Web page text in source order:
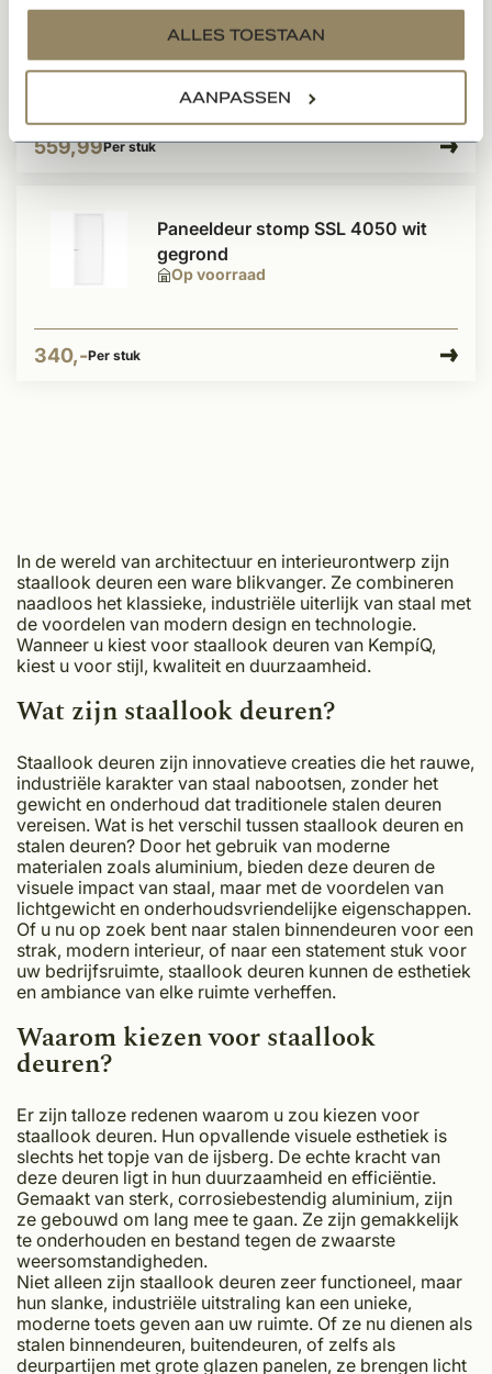
services.
ALLES TOESTAAN
AANPASSEN
Te bestellen
zwart incl. gelaagd glas
559,99Per stuk
Op voorraad
Paneeldeur stomp SSL 4050 wit
gegrond
340,-Per stuk
In de wereld van architectuur en interieurontwerp zijn
staallook deuren een ware blikvanger. Ze combineren
naadloos het klassieke, industriële uiterlijk van staal met
de voordelen van modern design en technologie.
Wanneer u kiest voor staallook deuren van KempíQ,
kiest u voor stijl, kwaliteit en duurzaamheid.
Wat zijn staallook deuren?
Staallook deuren zijn innovatieve creaties die het rauwe,
industriële karakter van staal nabootsen, zonder het
gewicht en onderhoud dat traditionele stalen deuren
vereisen. Wat is het verschil tussen staallook deuren en
stalen deuren? Door het gebruik van moderne
materialen zoals aluminium, bieden deze deuren de
visuele impact van staal, maar met de voordelen van
lichtgewicht en onderhoudsvriendelijke eigenschappen.
Of u nu op zoek bent naar stalen binnendeuren voor een
strak, modern interieur, of naar een statement stuk voor
uw bedrijfsruimte, staallook deuren kunnen de esthetiek
en ambiance van elke ruimte verheffen.
Waarom kiezen voor staallook
deuren?
Er zijn talloze redenen waarom u zou kiezen voor
staallook deuren. Hun opvallende visuele esthetiek is
slechts het topje van de ijsberg. De echte kracht van
deze deuren ligt in hun duurzaamheid en efficiëntie.
Gemaakt van sterk, corrosiebestendig aluminium, zijn
ze gebouwd om lang mee te gaan. Ze zijn gemakkelijk
te onderhouden en bestand tegen de zwaarste
weersomstandigheden.
Niet alleen zijn staallook deuren zeer functioneel, maar
hun slanke, industriële uitstraling kan een unieke,
moderne toets geven aan uw ruimte. Of ze nu dienen als
stalen binnendeuren, buitendeuren, of zelfs als
deurpartijen met grote glazen panelen, ze brengen licht